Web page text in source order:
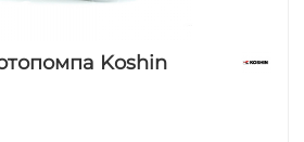
Koshin